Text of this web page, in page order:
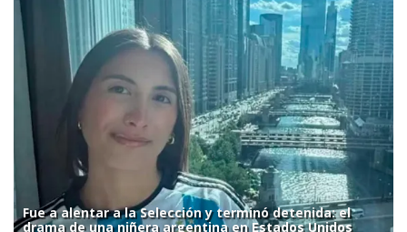
Fue a alentar a la Selección y terminó detenida: el
drama de una niñera argentina en Estados Unidos